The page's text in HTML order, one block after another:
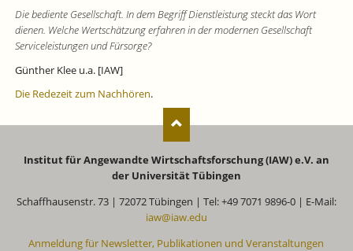
Die bediente Gesellschaft. In dem Begriff Dienstleistung steckt das Wort
dienen. Welche Wertschätzung erfahren in der modernen Gesellschaft
Serviceleistungen und Fürsorge?
Günther Klee u.a. [IAW]
Die Redezeit zum Nachhören.
Institut für Angewandte Wirtschaftsforschung (IAW) e.V. an
der Universität Tübingen
Schaffhausenstr. 73 | 72072 Tübingen | Tel: +49 7071 9896-0 | E-Mail:
iaw@iaw.edu
Anmeldung für Newsletter, Publikationen und Veranstaltungen